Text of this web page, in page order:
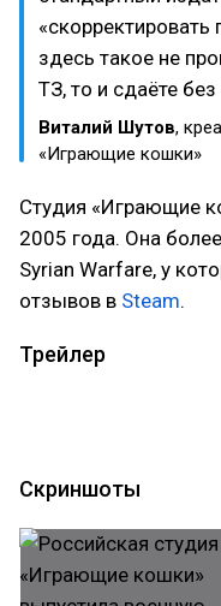
«скорректировать
здесь такое не
ТЗ, то и сдаёте
Виталий Шутов,
«Играющие кошки»
Студия «Играющие
2005 года. Она
Syrian Warfare, у
отзывов в Steam.
Трейлер
Скриншоты